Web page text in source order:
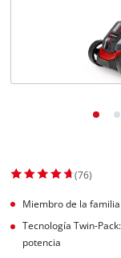
(76)
Miembro de la
Tecnología Twin-
potencia